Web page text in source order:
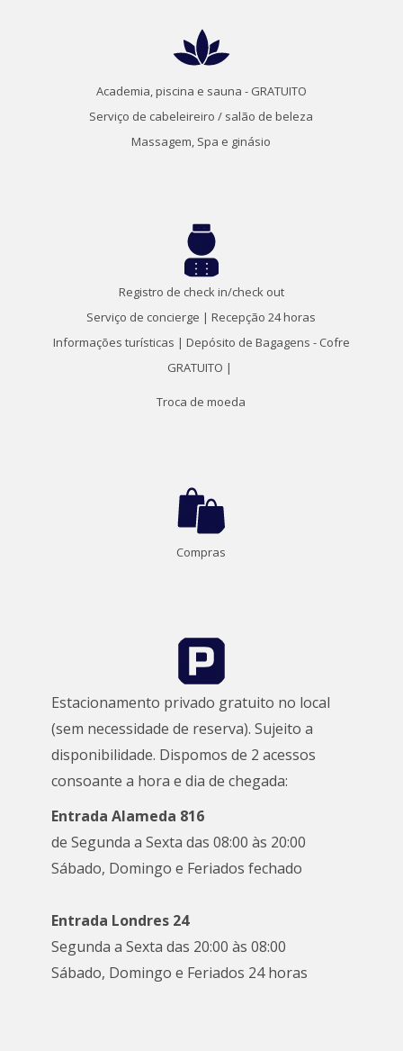
Academia, piscina e sauna - GRATUITO
Serviço de cabeleireiro / salão de beleza
Massagem, Spa e ginásio
Registro de check in/check out
Serviço de concierge |Recepção 24 horas
Informações turísticas | Depósito de Bagagens - Cofre
GRATUITO |
Troca de moeda
Compras
Estacionamento privado gratuito no local
(sem necessidade de reserva). Sujeito a
disponibilidade. Dispomos de 2 acessos
consoante a hora e dia de chegada:
Entrada Alameda 816
de Segunda a Sexta das 08:00 às 20:00
Sábado, Domingo e Feriados fechado
Entrada Londres 24
Segunda a Sexta das 20:00 às 08:00
Sábado, Domingo e Feriados 24 horas